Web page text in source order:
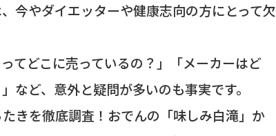
今やダイエッターや健康志向の方にとって欠
てどこに売っているの？」「メーカーはど
など、意外と疑問が多いのも事実です。
きを徹底調査！おでんの「味しみ白滝」か